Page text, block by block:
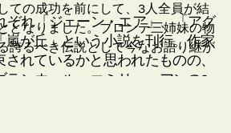
ぞれ「ジェーン・エア」、「アグ
嵐が丘」という小説を刊行。作家
れているかと思われたものの、
ランウェル、エミリー、アンの3
ての成功を前にして、3人全員が結
となりました。ブロンテ三姉妹の物
誇るべき伝説として今なお語り継が